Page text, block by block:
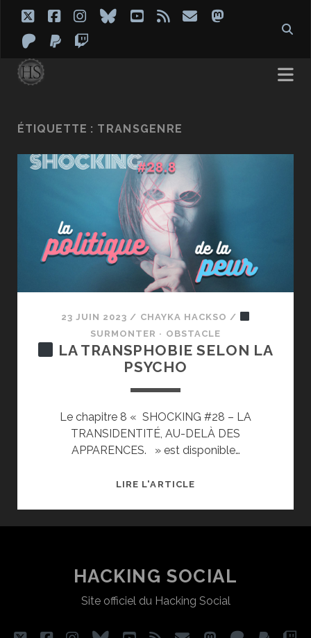
twitterfacebook
instagram
blueskyyoutube
rss emailmastodon
patreon
paypal
ÉTIQUETTE : TRANSGENRE
23 JUIN 2023 / CHAYKA HACKSO /
SURMONTER · OBSTACLE
LA TRANSPHOBIE SELON LA
PSYCHO
Le chapitre 8 « SHOCKING #28 – LA
TRANSIDENTITÉ, AU-DELÀ DES
APPARENCES. » est disponible…
LIRE L'ARTICLE
HACKING SOCIAL
Site officiel du Hacking Social